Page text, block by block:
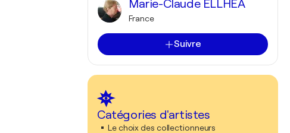
Marie-Claude ELLHËA
France
Suivre
Catégories d'artistes
Le choix des collectionneurs